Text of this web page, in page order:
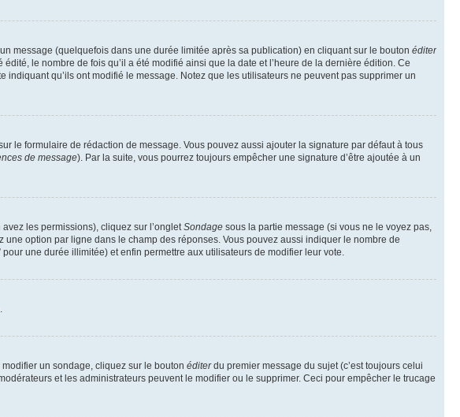
message (quelquefois dans une durée limitée après sa publication) en cliquant sur le bouton éditer
le nombre de fois qu’il a été modifié ainsi que la date et l’heure de la dernière édition. Ce
qu’ils ont modifié le message. Notez que les utilisateurs ne peuvent pas supprimer un
le formulaire de rédaction de message. Vous pouvez aussi ajouter la signature par défaut à tous
de message). Par la suite, vous pourrez toujours empêcher une signature d’être ajoutée à un
les permissions), cliquez sur l’ongletSondage sous la partie message (si vous ne le voyez pas,
option par ligne dans le champ des réponses. Vous pouvez aussi indiquer le nombre de
une durée illimitée) et enfin permettre aux utilisateurs de modifier leur vote.
un sondage, cliquez sur le bouton éditerdu premier message du sujet (c’est toujours celui
et les administrateurs peuvent le modifier ou le supprimer. Ceci pour empêcher le trucage